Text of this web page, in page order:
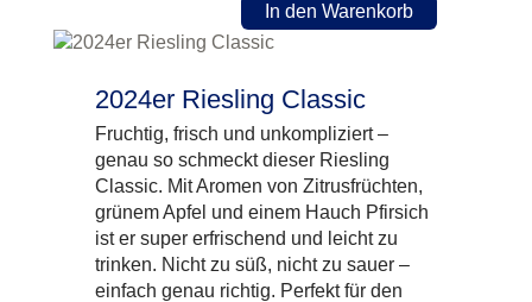
In den Warenkorb
2024er Riesling Classic
Fruchtig, frisch und unkompliziert –
genau so schmeckt dieser Riesling
Classic. Mit Aromen von Zitrusfrüchten,
grünem Apfel und einem Hauch Pfirsich
ist er super erfrischend und leicht zu
trinken. Nicht zu süß, nicht zu sauer –
einfach genau richtig. Perfekt für den